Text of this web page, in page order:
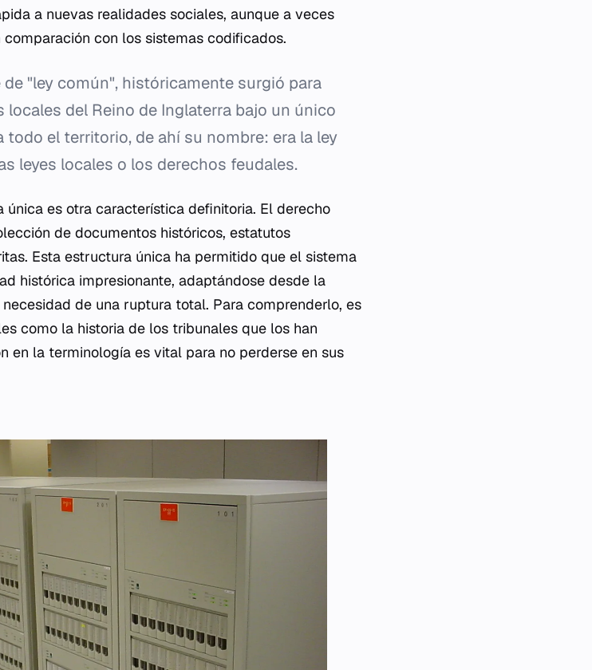
a nuevas realidades sociales, aunque a veces
con los sistemas codificados.
"ley común", históricamente surgió para
del Reino de Inglaterra bajo un único
el territorio, de ahí su nombre: era la ley
leyes locales o los derechos feudales.
es otra característica definitoria. El derecho
de documentos históricos, estatutos
Esta estructura única ha permitido que el sistema
histórica impresionante, adaptándose desde la
de una ruptura total. Para comprenderlo, es
como la historia de los tribunales que los han
en la terminología es vital para no perderse en sus